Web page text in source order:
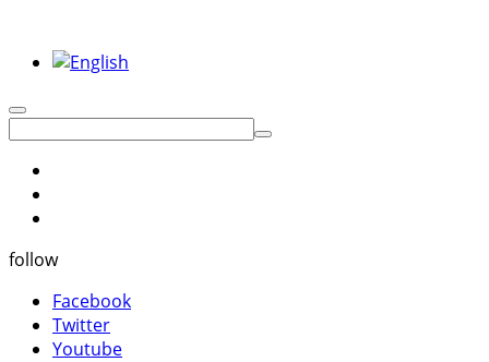
follow
Facebook
Twitter
Youtube